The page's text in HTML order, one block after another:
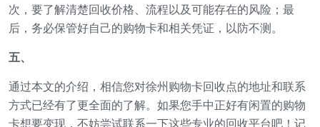
次，要了解清楚回收价格、流程以及可能存在的风险；最
后，务必保管好自己的购物卡和相关凭证，以防不测。
五、
通过本文的介绍，相信您对徐州购物卡回收点的地址和联系
方式已经有了更全面的了解。如果您手中正好有闲置的购物